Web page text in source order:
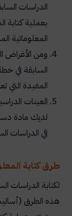
الدراسات
بعملية كتابة
المعلوماتية
ومن الأغراض
السابقة في
المفيدة التي
العينات
لديك مادة
في الدراسات
طرق كتابة
لكتابة
هذه الطرق